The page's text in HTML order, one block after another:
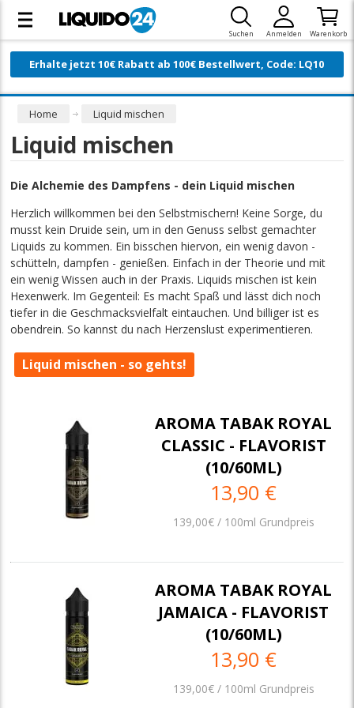
Suchen Anmelden Warenkorb
Erhalte jetzt 10€ Rabatt ab 100€ Bestellwert, Code: LQ10
Home Liquid mischen
Liquid mischen
Die Alchemie des Dampfens - dein Liquid mischen
Herzlich willkommen bei den Selbstmischern! Keine Sorge, du
musst kein Druide sein, um in den Genuss selbst gemachter
Liquids zu kommen. Ein bisschen hiervon, ein wenig davon -
schütteln, dampfen - genießen. Einfach in der Theorie und mit
ein wenig Wissen auch in der Praxis. Liquids mischen ist kein
Hexenwerk. Im Gegenteil: Es macht Spaß und lässt dich noch
tiefer in die Geschmacksvielfalt eintauchen. Und billiger ist es
obendrein. So kannst du nach Herzenslust experimentieren.
Liquid mischen - so gehts!
AROMA TABAK ROYAL
CLASSIC - FLAVORIST
(10/60ML)
13,90 €
139,00€ / 100ml Grundpreis
AROMA TABAK ROYAL
JAMAICA - FLAVORIST
(10/60ML)
13,90 €
139,00€ / 100ml Grundpreis